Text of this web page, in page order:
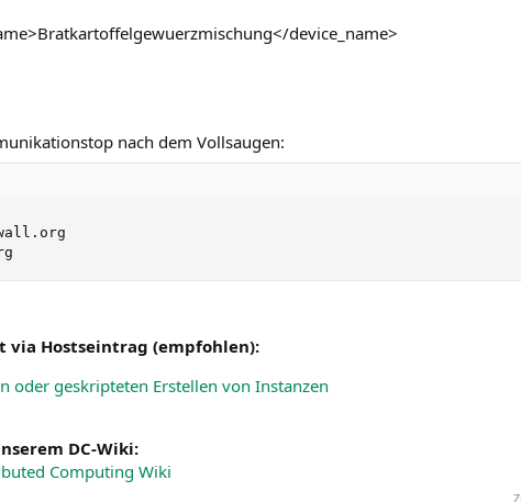
device_name>
nach dem Vollsaugen:
via Hostseintrag (empfohlen):
oder geskripteten Erstellen von Instanzen
DC-Wiki:
Computing Wiki